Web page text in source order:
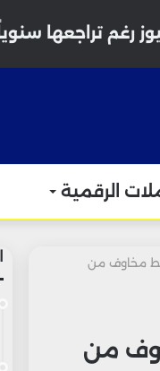
الرقمية
دولار وسط مخاوف من
مخاوف من